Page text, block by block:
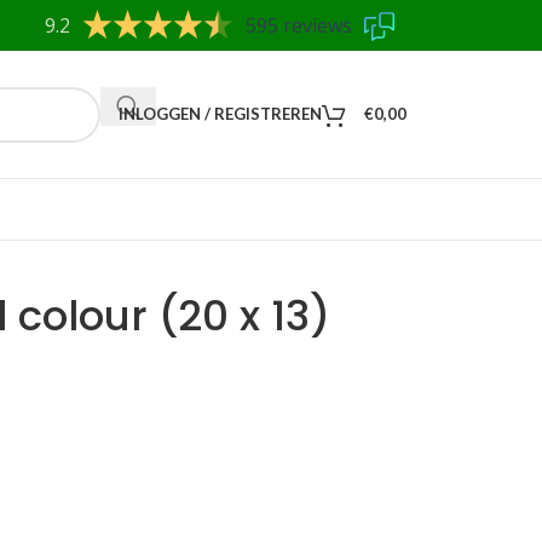
9.2 595 reviews
INLOGGEN / REGISTREREN €0,00
(20 x 13)